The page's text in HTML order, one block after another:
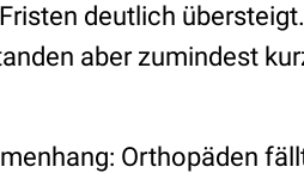
deutlich
aber zumindest
Orthopäden